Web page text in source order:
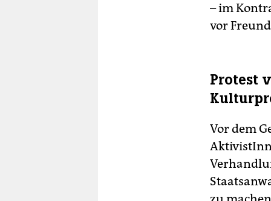
– im
vor
Protest
Vor dem